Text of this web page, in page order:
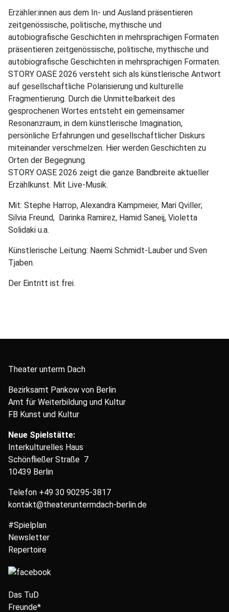
Erzähler:innen aus dem In- und Ausland präsentieren
zeitgenössische, politische, mythische und
autobiografische Geschichten in mehrsprachigen Formaten
präsentieren zeitgenössische, politische, mythische und
autobiografische Geschichten in mehrsprachigen Formaten.
STORY OASE 2026 versteht sich als künstlerische Antwort
auf gesellschaftliche Polarisierung und kulturelle
Fragmentierung. Durch die Unmittelbarkeit des
gesprochenen Wortes entsteht ein gemeinsamer
Resonanzraum, in dem künstlerische Imagination,
persönliche Erfahrungen und gesellschaftlicher Diskurs
miteinander verschmelzen. Hier werden Geschichten zu
Orten der Begegnung.
STORY OASE 2026 zeigt die ganze Bandbreite aktueller
Erzählkunst. Mit Live-Musik.
Mit: Stephe Harrop, Alexandra Kampmeier, Mari Qviller;
Silvia Freund, Darinka Ramirez, Hamid Saneij, Violetta
Solidaki u.a.
Künstlerische Leitung: Naemi Schmidt-Lauber und Sven
Tjaben.
Der Eintritt ist frei.
Theater unterm Dach
Bezirksamt Pankow von Berlin
Amt für Weiterbildung und Kultur
FB Kunst und Kultur
Neue Spielstätte:
Interkulturelles Haus
Schönfließer Straße 7
10439 Berlin
Telefon +49 30 90295-3817
kontakt@theateruntermdach-berlin.de
#Spielplan
Newsletter
Repertoire
Das TuD
Freunde*